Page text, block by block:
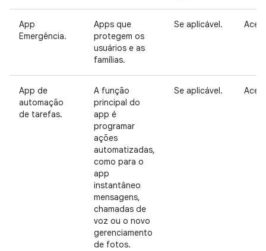
App
Emergência.
Apps que
protegem os
usuários e as
famílias.
Se aplicável.
App de
automação
de tarefas.
A função
principal do
app é
programar
ações
automatizadas,
como para o
app
instantâneo
mensagens,
chamadas de
voz ou o novo
gerenciamento
de fotos.
Se aplicável.